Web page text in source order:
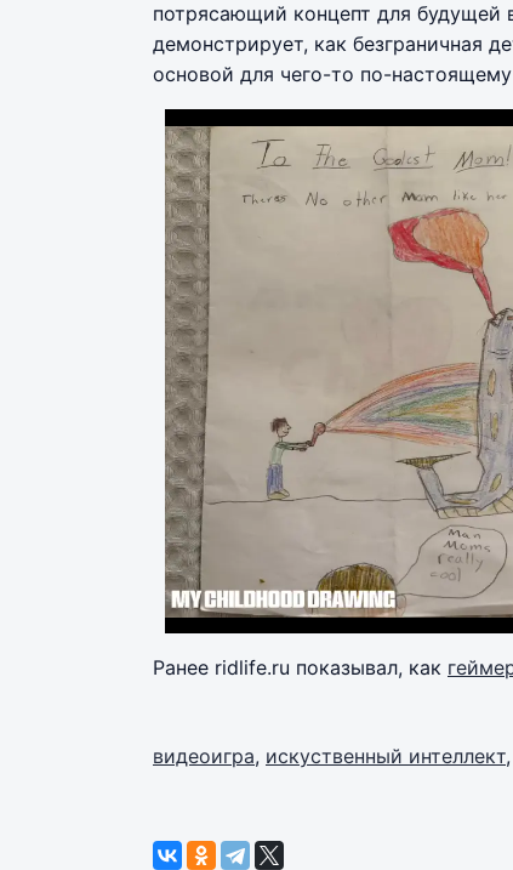
потрясающий концепт для будущей
демонстрирует, как безграничная
основой для чего-то по-
Ранее ridlife.ru показывал, как
видеоигра, искуственный интеллект,